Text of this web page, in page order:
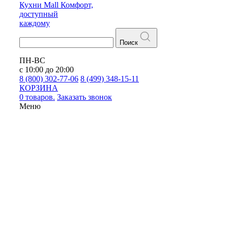
Кухни Mall Комфорт,
доступный
каждому
Поиск
ПН-ВС
с 10:00 до 20:00
8 (800) 302-77-06 8 (499) 348-15-11
КОРЗИНА
0 товаров. Заказать звонок
Меню